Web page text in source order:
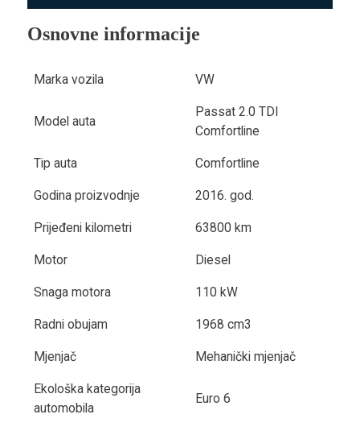
Osnovne informacije
Marka vozila VW
Model auta
Passat 2.0 TDI
Comfortline
Tip auta Comfortline
Godina proizvodnje 2016. god.
Prijeđeni kilometri 63800 km
Motor Diesel
Snaga motora 110 kW
Radni obujam 1968 cm3
Mjenjač Mehanički mjenjač
Ekološka kategorija
automobila
Euro 6